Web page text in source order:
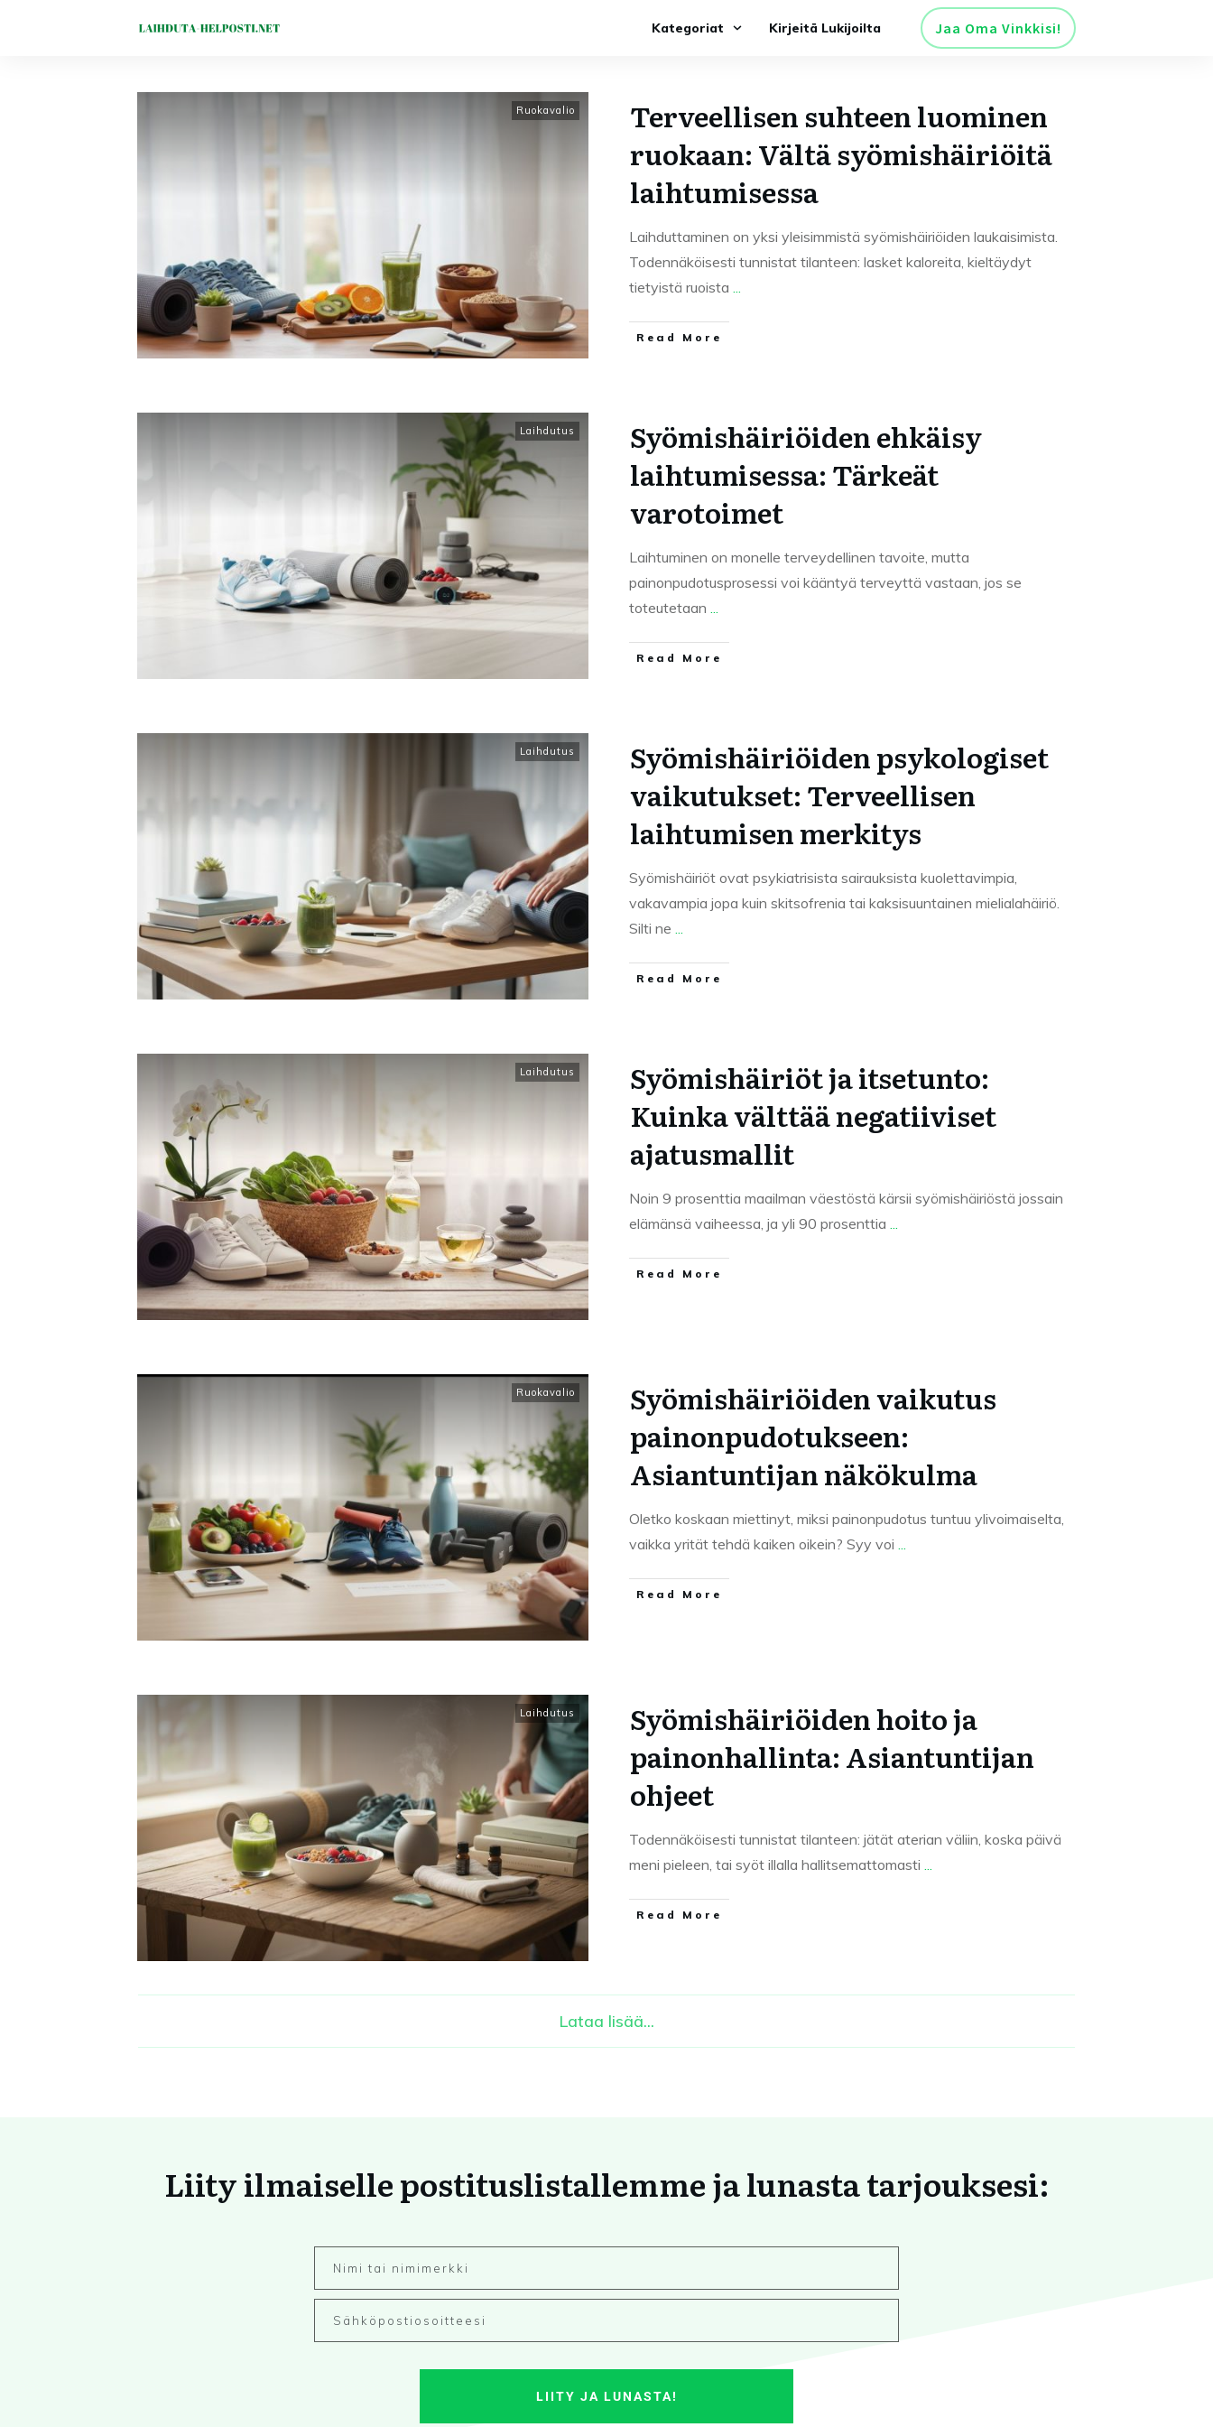
Kategoriat Kirjeitä Lukijoilta Jaa Oma Vinkkisi!
Ruokavalio
Terveellisen suhteen luominen
ruokaan: Vältä syömishäiriöitä
laihtumisessa
Laihduttaminen on yksi yleisimmistä syömishäiriöiden laukaisimista.
Todennäköisesti tunnistat tilanteen: lasket kaloreita, kieltäydyt
tietyistä ruoista ...
Read More
Laihdutus
Syömishäiriöiden ehkäisy
laihtumisessa: Tärkeät
varotoimet
Laihtuminen on monelle terveydellinen tavoite, mutta
painonpudotusprosessi voi kääntyä terveyttä vastaan, jos se
toteutetaan ...
Read More
Laihdutus
Syömishäiriöiden psykologiset
vaikutukset: Terveellisen
laihtumisen merkitys
Syömishäiriöt ovat psykiatrisista sairauksista kuolettavimpia,
vakavampia jopa kuin skitsofrenia tai kaksisuuntainen mielialahäiriö.
Silti ne ...
Read More
Laihdutus
Syömishäiriöt ja itsetunto:
Kuinka välttää negatiiviset
ajatusmallit
Noin 9 prosenttia maailman väestöstä kärsii syömishäiriöstä jossain
elämänsä vaiheessa, ja yli 90 prosenttia ...
Read More
Ruokavalio
Syömishäiriöiden vaikutus
painonpudotukseen:
Asiantuntijan näkökulma
Oletko koskaan miettinyt, miksi painonpudotus tuntuu ylivoimaiselta,
vaikka yrität tehdä kaiken oikein? Syy voi ...
Read More
Laihdutus
Syömishäiriöiden hoito ja
painonhallinta: Asiantuntijan
ohjeet
Todennäköisesti tunnistat tilanteen: jätät aterian väliin, koska päivä
meni pieleen, tai syöt illalla hallitsemattomasti ...
Read More
Lataa lisää...
Liity ilmaiselle postituslistallemme ja lunasta tarjouksesi:
LIITY JA LUNASTA!